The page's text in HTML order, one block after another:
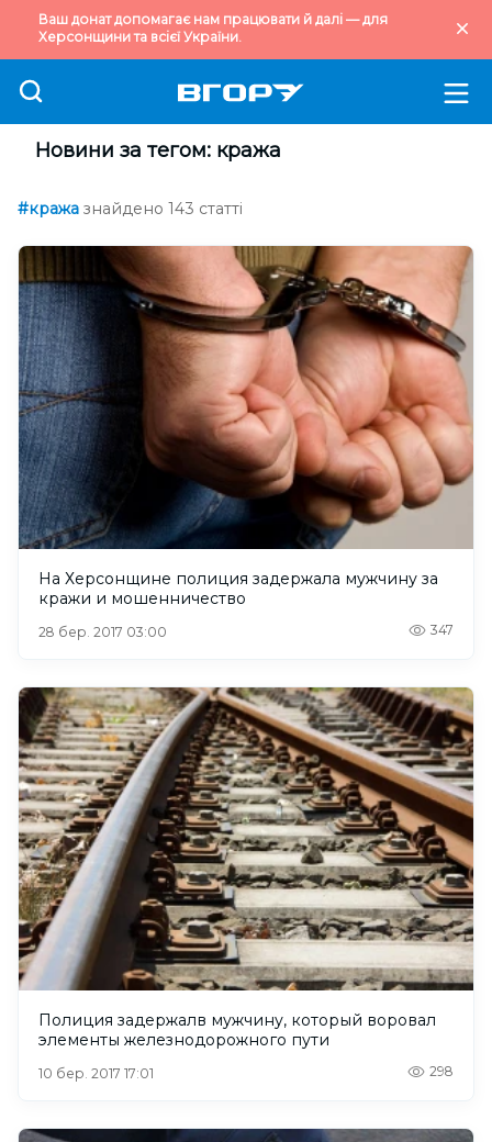
Ваш донат допомагає нам працювати й далі — для
Херсонщини та всієї України.
Новини за тегом: кража
#кража знайдено 143 статті
На Херсонщине полиция задержала мужчину за
кражи и мошенничество
28 бер. 2017 03:00 347
Полиция задержалв мужчину, который воровал
элементы железнодорожного пути
10 бер. 2017 17:01 298